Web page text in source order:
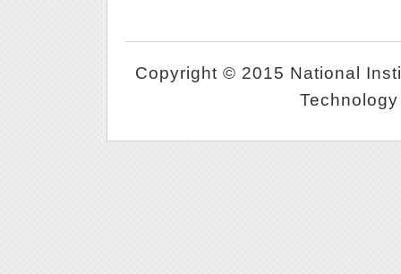
Copyright © 2015 National